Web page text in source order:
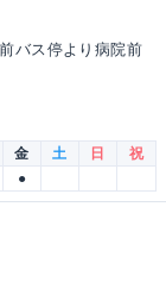
バス停より病院前
金 土 日
祝
●